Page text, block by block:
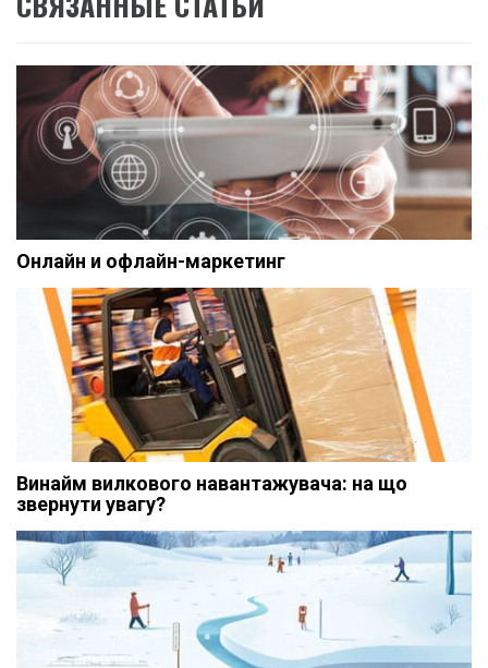
Онлайн и офлайн-маркетинг
Винайм вилкового навантажувача: на що
звернути увагу?